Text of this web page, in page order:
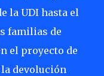
la UDI hasta el
familias de
el proyecto de
la devolución